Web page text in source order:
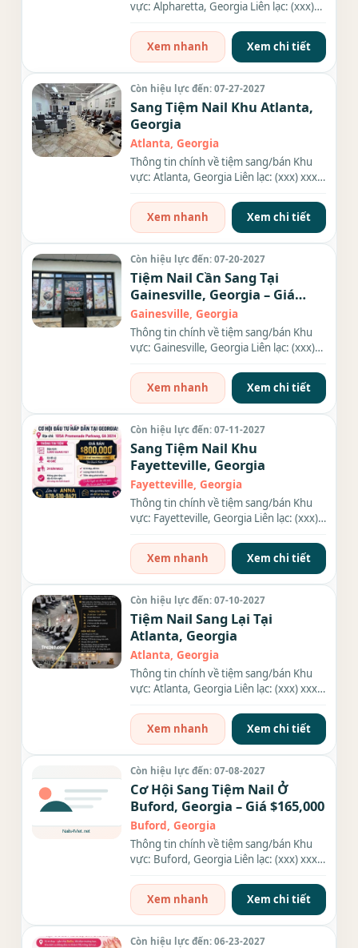
vực: Alpharetta, Georgia Liên lạc: (xxx)
Xem nhanh
Xem chi tiết
Còn hiệu lực đến: 07-27-2027
Sang Tiệm Nail Khu Atlanta,
Georgia
Atlanta, Georgia
Thông tin chính về tiệm sang/bán Khu
vực: Atlanta, Georgia Liên lạc: (xxx) xxx-
Xem nhanh
Xem chi tiết
Còn hiệu lực đến: 07-20-2027
Tiệm Nail Cần Sang Tại
Gainesville, Georgia – Giá
$89k
Gainesville, Georgia
Thông tin chính về tiệm sang/bán Khu
vực: Gainesville, Georgia Liên lạc: (xxx)
Xem nhanh
Xem chi tiết
Còn hiệu lực đến: 07-11-2027
Sang Tiệm Nail Khu
Fayetteville, Georgia
Fayetteville, Georgia
Thông tin chính về tiệm sang/bán Khu
vực: Fayetteville, Georgia Liên lạc: (xxx)
Xem nhanh
Xem chi tiết
Còn hiệu lực đến: 07-10-2027
Tiệm Nail Sang Lại Tại
Atlanta, Georgia
Atlanta, Georgia
Thông tin chính về tiệm sang/bán Khu
vực: Atlanta, Georgia Liên lạc: (xxx) xxx-
Xem nhanh
Xem chi tiết
Còn hiệu lực đến: 07-08-2027
Cơ Hội Sang Tiệm Nail Ở
Buford, Georgia – Giá $165,000
Buford, Georgia
Thông tin chính về tiệm sang/bán Khu
vực: Buford, Georgia Liên lạc: (xxx) xxx-
Xem nhanh
Xem chi tiết
Còn hiệu lực đến: 06-23-2027